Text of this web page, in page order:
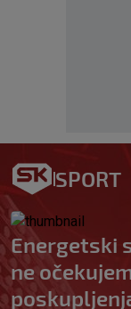
SPORT
Energetski
ne